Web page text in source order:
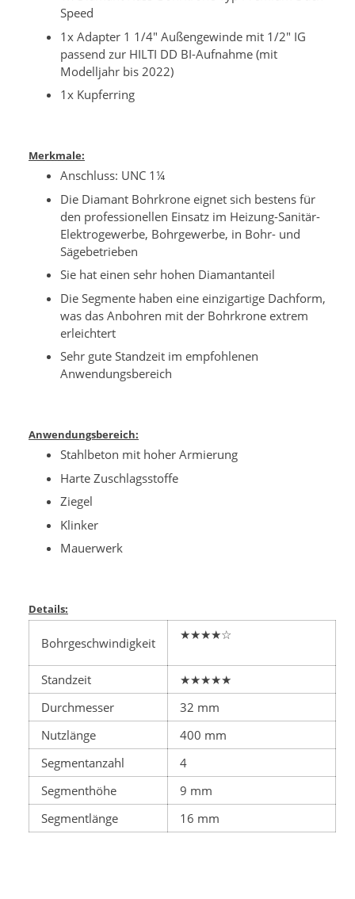
Speed
1x Adapter 1 1/4" Außengewinde mit 1/2" IG
passend zur HILTI DD BI-Aufnahme (mit
Modelljahr bis 2022)
1x Kupferring
Merkmale:
Anschluss: UNC 1¼
Die Diamant Bohrkrone eignet sich bestens für
den professionellen Einsatz im Heizung-Sanitär-
Elektrogewerbe, Bohrgewerbe, in Bohr- und
Sägebetrieben
Sie hat einen sehr hohen Diamantanteil
Die Segmente haben eine einzigartige Dachform,
was das Anbohren mit der Bohrkrone extrem
erleichtert
Sehr gute Standzeit im empfohlenen
Anwendungsbereich
Anwendungsbereich:
Stahlbeton mit hoher Armierung
Harte Zuschlagsstoffe
Ziegel
Klinker
Mauerwerk
Details:
Bohrgeschwindigkeit
★★★★☆
Standzeit
★★★★★
Durchmesser
32 mm
Nutzlänge
400 mm
Segmentanzahl
4
Segmenthöhe
9 mm
Segmentlänge
16 mm